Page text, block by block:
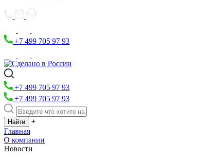
+7 499 705 97 93
+7 499 705 97 93
+7 499 705 97 93
+
Главная
О компании
Новости